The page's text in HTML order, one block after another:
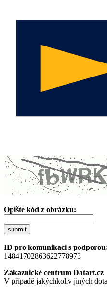
Opište kód z obrázku:
submit
ID pro komunikaci s podporou:
14841702863622778973
Zákaznické centrum Datart.cz
V případě jakýchkoliv jiných